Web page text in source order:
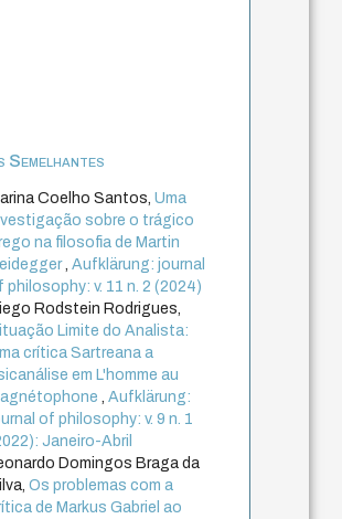
Coelho Santos,Uma
sobre o trágico
na filosofia de Martin
,Aufklärung: journal
philosophy: v. 11 n. 2 (2024)
Rodstein Rodrigues,
Limite do Analista:
crítica Sartreana a
em L'homme au
,Aufklärung:
of philosophy: v. 9 n. 1
Janeiro-Abril
Domingos Braga da
Os problemas com a
de Markus Gabriel ao